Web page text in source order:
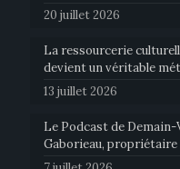
20 juillet 2026
La ressourcerie
devient un véritable
13 juillet 2026
Le Podcast de
Gaborieau, propriétaire